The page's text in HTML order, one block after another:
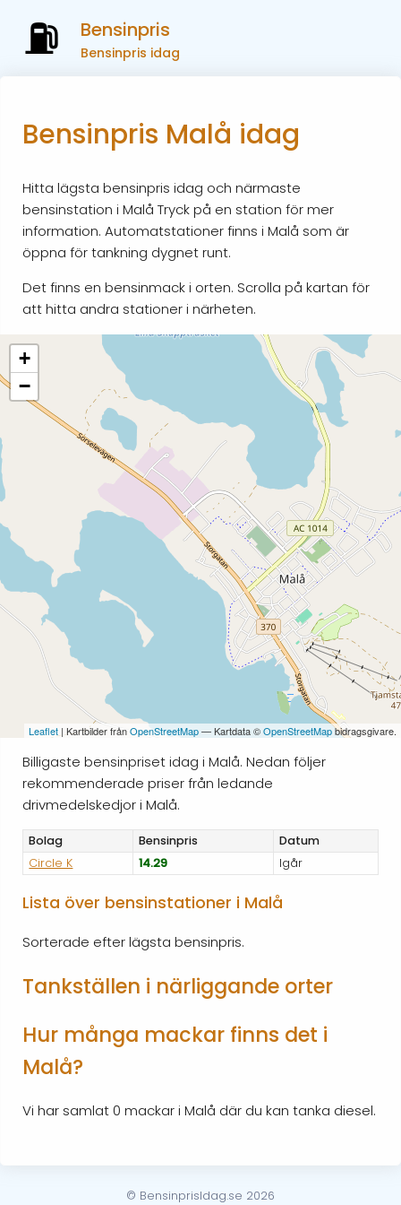
Bensinpris
Bensinpris idag
Bensinpris Malå idag
Hitta lägsta bensinpris idag och närmaste
bensinstation i Malå Tryck på en station för mer
information. Automatstationer finns i Malå som är
öppna för tankning dygnet runt.
Det finns en bensinmack i orten. Scrolla på kartan för
att hitta andra stationer i närheten.
+
−
Leaflet | Kartbilder frånOpenStreetMap— Kartdata ©OpenStreetMapbidragsgivare.
Billigaste bensinpriset idag i Malå. Nedan följer
rekommenderade priser från ledande
drivmedelskedjor i Malå.
Bolag Bensinpris
Datum
Circle K
14.29 Igår
Lista över bensinstationer i Malå
Sorterade efter lägsta bensinpris.
Tankställen i närliggande orter
Hur många mackar finns det i
Malå?
Vi har samlat 0 mackar i Malå där du kan tanka diesel.
© BensinprisIdag.se 2026